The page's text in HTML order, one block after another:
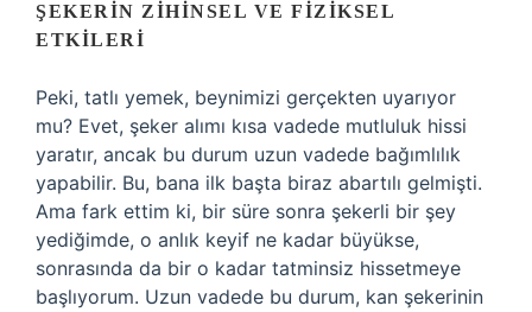
ŞEKERIN ZIHINSEL VE FIZIKSEL
ETKILERI
Peki, tatlı yemek, beynimizi gerçekten uyarıyor
mu? Evet, şeker alımı kısa vadede mutluluk hissi
yaratır, ancak bu durum uzun vadede bağımlılık
yapabilir. Bu, bana ilk başta biraz abartılı gelmişti.
Ama fark ettim ki, bir süre sonra şekerli bir şey
yediğimde, o anlık keyif ne kadar büyükse,
sonrasında da bir o kadar tatminsiz hissetmeye
başlıyorum. Uzun vadede bu durum, kan şekerinin